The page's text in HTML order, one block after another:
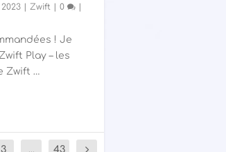
Zwift 0
! Je
Play – les
Zwift …
3 ... 43